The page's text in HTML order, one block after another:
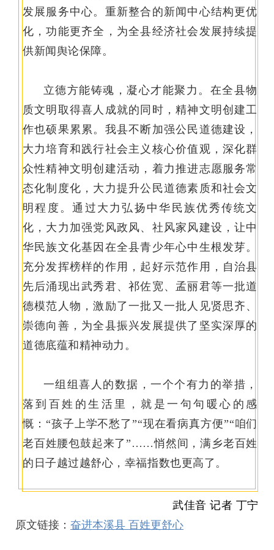
发展服务中心。重新整合的新闻中心结构更优
化，功能更齐全，为全县经济社会发展持续提
供新闻舆论保障。
立德方能铸魂，凝心才能聚力。在全县物
质文明取得喜人成就的同时，精神文明创建工
作也硕果累累。我县不断加强公民道德建设，
大力培育和践行社会主义核心价值观，深化群
众性精神文明创建活动，着力推进志愿服务常
态化制度化，大力提升公民道德素质和社会文
明程度。通过大力弘扬中华民族优秀传统文
化，大力加强党风政风、社风家风建设，让中
华民族文化基因在全县青少年心中生根发芽。
充分发挥榜样的作用，起好示范作用，自治县
先后涌现出武秀君、祁佐宽、孟丽君等一批道
德模范人物，激励了一批又一批人见贤思齐、
崇德向善，为全县振兴发展提供了坚实深厚的
道德底蕴和精神动力。
一组组喜人的数据，一个个有力的举措，
落到百姓的生活里，就是一句句暖心的感
慨：“孩子上学不愁了”“现在看病真方便”“咱们
老百姓腰包鼓起来了”……悄然间，满乡老百姓
的日子越过越舒心，幸福指数也更高了。
武佳音 记者 丁宁
原文链接： 奋进本溪县 百姓更舒心